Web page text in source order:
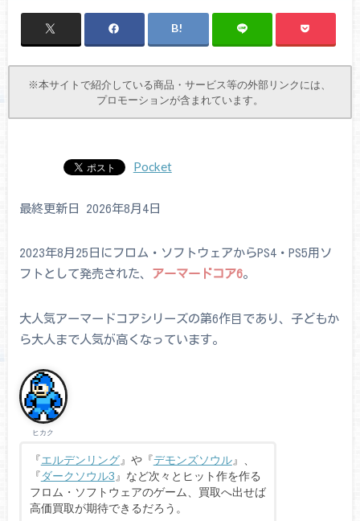
※本サイトで紹介している商品・サービス等の外部リンクには、
プロモーションが含まれています。
Pocket
最終更新日 2026年8月4日
2023年8月25日にフロム・ソフトウェアからPS4・PS5用ソ
フトとして発売された、 アーマードコア6。
大人気アーマードコアシリーズの第6作目であり、子どもか
ら大人まで人気が高くなっています。
ヒカク
『エルデンリング』や『デモンズソウル』、
『ダークソウル3 』など次々とヒット作を作る
フロム・ソフトウェアのゲーム、買取へ出せば
高価買取が期待できるだろう。